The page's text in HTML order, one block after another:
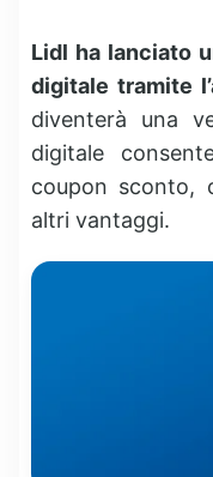
Lidl ha lanciato
digitale tramite
diventerà una
digitale
coupon sconto,
altri vantaggi.